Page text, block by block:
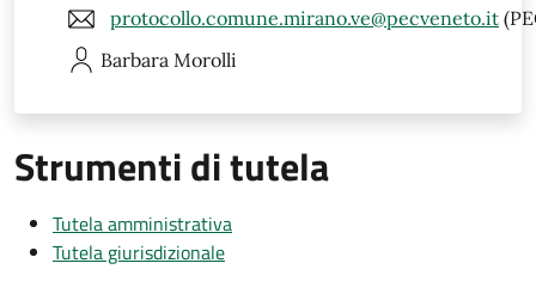
protocollo.comune.mirano.ve@pecveneto.it
Barbara Morolli
Strumenti di tutela
Tutela amministrativa
Tutela giurisdizionale